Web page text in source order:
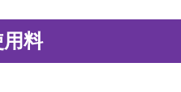
料